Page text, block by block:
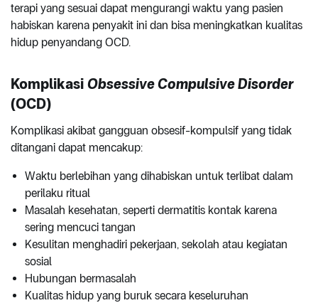
terapi yang sesuai dapat mengurangi waktu yang pasien
habiskan karena penyakit ini dan bisa meningkatkan kualitas
hidup penyandang OCD.
Komplikasi Obsessive Compulsive Disorder
(OCD)
Komplikasi akibat gangguan obsesif-kompulsif yang tidak
ditangani dapat mencakup:
Waktu berlebihan yang dihabiskan untuk terlibat dalam
perilaku ritual
Masalah kesehatan, seperti dermatitis kontak karena
sering mencuci tangan
Kesulitan menghadiri pekerjaan, sekolah atau kegiatan
sosial
Hubungan bermasalah
Kualitas hidup yang buruk secara keseluruhan